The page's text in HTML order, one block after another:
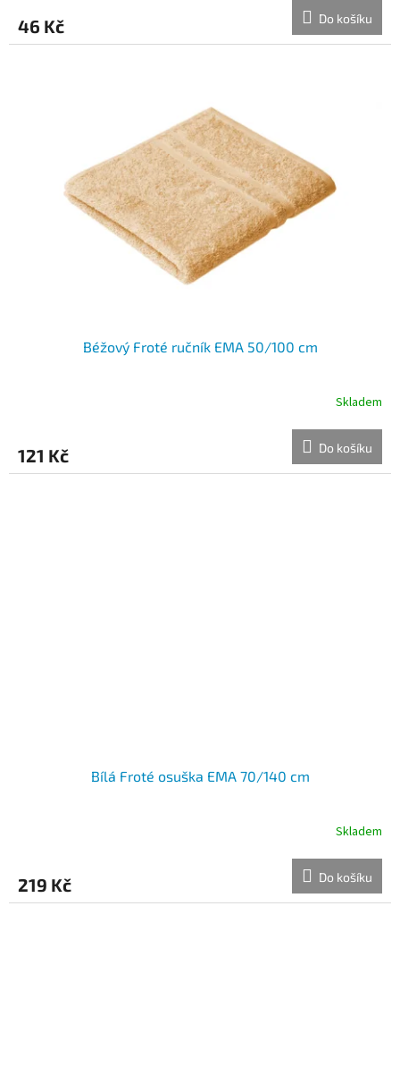
46 Kč Do košíku
Béžový Froté ručník EMA 50/100 cm
Skladem
121 Kč Do košíku
Bílá Froté osuška EMA 70/140 cm
Skladem
219 Kč Do košíku